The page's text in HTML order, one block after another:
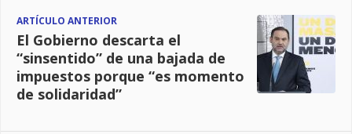
ARTÍCULO ANTERIOR
El Gobierno descarta el
“sinsentido” de una bajada de
impuestos porque “es momento
de solidaridad”